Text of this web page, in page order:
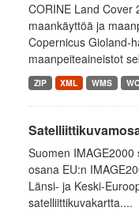
CORINE Land Cover
maankäyttöä ja
Copernicus Gioland-
maanpeiteaineistot
ZIP XML WMS
Suomen
osana EU:n
Länsi- ja Keski-
satelliittikuvakartta....